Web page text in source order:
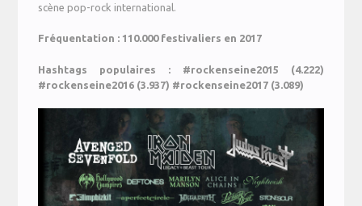
scène pop-rock international.
Fréquentation : 110.000 festivaliers en 2017
Hashtags populaires : #rockenseine2015 (4.222)
#rockenseine2016 (3.937) #rockenseine2017 (3.089)